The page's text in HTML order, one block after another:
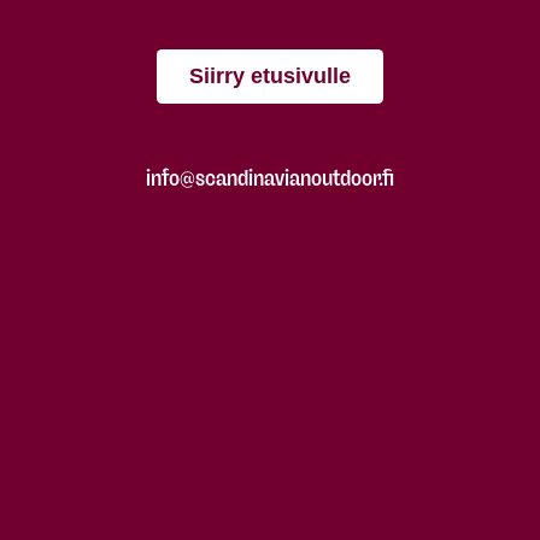
Siirry etusivulle
info@scandinavianoutdoor.fi